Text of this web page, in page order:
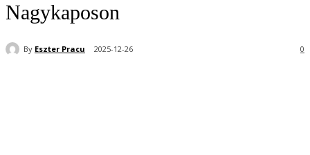
Nagykaposon
By Eszter Pracu 2025-12-26 0